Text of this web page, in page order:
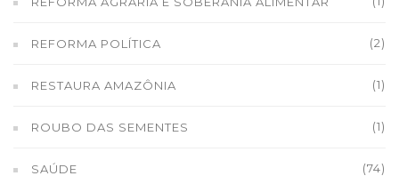
REFORMA POLÍTICA (2)
RESTAURA AMAZÔNIA (1)
ROUBO DAS SEMENTES (1)
SAÚDE (74)